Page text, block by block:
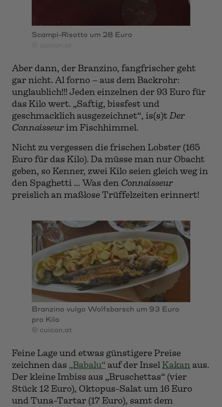
Scampi-Risotto um 28 Euro
Aber dann, der Branzino, fangfrischer geht
gar nicht. Al forno – aus dem Backrohr:
unglaublich!!! Jeden einzelnen der 93 Euro für
das Kilo wert. „Saftig, bissfest und
geschmacklich ausgezeichnet“, is(s)t Der
Connaisseur im Fischhimmel.
Nicht zu vergessen die frischen Lobster (165
Euro für das Kilo). Da müsse man nur Obacht
geben, so Kenner, zwei Kilo seien gleich weg in
den Spaghetti … Was den Connaisseur
preislich an maßlose Trüffelzeiten erinnert!
Branzino vulgo Wolfsbarsch um 93 Euro
pro Kilo
© cuicon.at
Feine Lage und etwas günstigere Preise
zeichnen das „Babalu“ auf der Insel Kakan aus.
Der kleine Imbiss aus „Bruschettas“ (vier
Stück 12 Euro), Oktopus-Salat um 16 Euro
und Tuna-Tartar (17 Euro), samt dem